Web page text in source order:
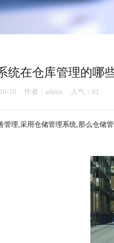
统在仓库管理的哪
10-10 作者：admin 人气： 81
管理,采用仓储管理系统,那么仓储